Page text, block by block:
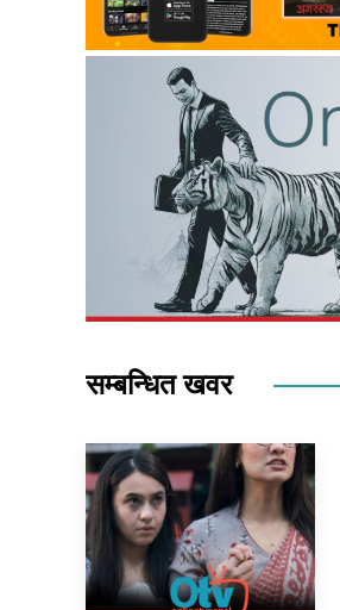
सम्बन्धित खवर